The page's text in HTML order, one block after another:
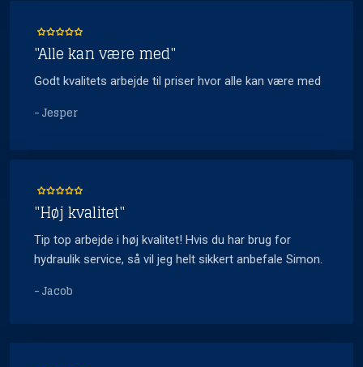
"Alle kan være med"
Godt kvalitets arbejde til priser hvor alle kan være med
- Jesper
"Høj kvalitet"
Tip top arbejde i høj kvalitet! Hvis du har brug for
hydraulik service, så vil jeg helt sikkert anbefale Simon.​
- Jacob